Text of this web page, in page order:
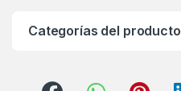
Categorías del producto